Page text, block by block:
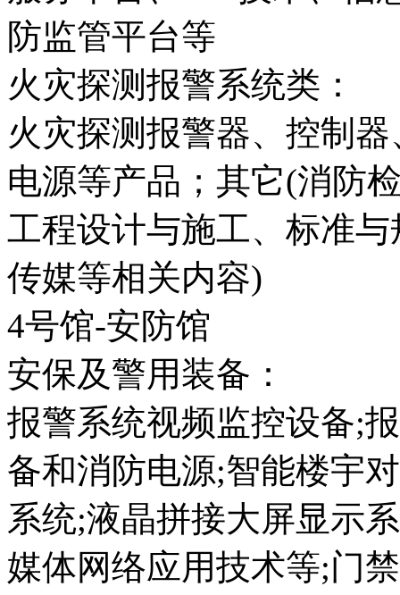
防监管平台等
火灾探测报警系统类：
火灾探测报警器、控制
电源等产品；其它(消防
工程设计与施工、标准
传媒等相关内容)
4号馆-安防馆
安保及警用装备：
报警系统视频监控设备;
备和消防电源;智能楼宇
系统;液晶拼接大屏显示
媒体网络应用技术等;门